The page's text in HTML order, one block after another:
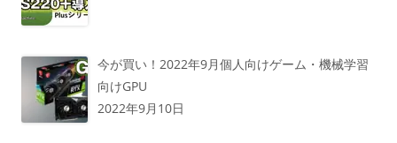
今が買い！2022年9月個人向けゲーム・機械学習
向けGPU
2022年9月10日